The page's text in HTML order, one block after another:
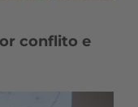
conflito e